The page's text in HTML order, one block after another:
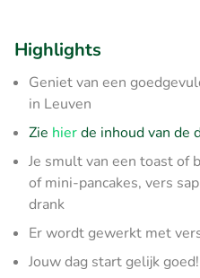
Highlights
Geniet van een
in Leuven
Zie hierde inhoud van de
Je smult van een toast of
of mini-pancakes, vers
drank
Er wordt gewerkt met
Jouw dag start gelijk goed!